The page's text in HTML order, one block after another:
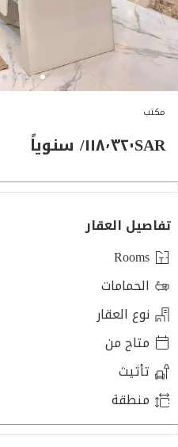
مكتب
SAR١١٨٬٣٢٠/ سنوياً
تفاصيل العقار
Rooms
الحمامات
نوع العقار
متاح من
تأثيث
منطقة